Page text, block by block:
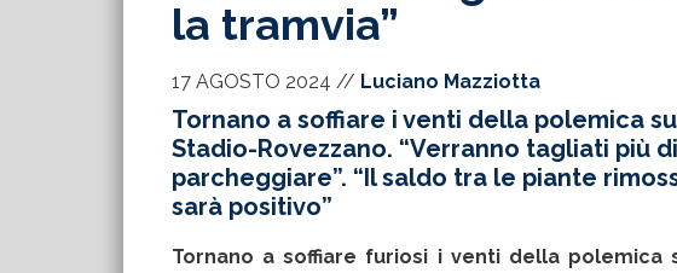
la tramvia”
17 AGOSTO 2024 // Luciano Mazziotta
Tornano a soffiare i venti della polemica
Stadio-Rovezzano. “Verranno tagliati più
parcheggiare”. “Il saldo tra le piante
sarà positivo”
Tornano a soffiare furiosi i venti della polemica